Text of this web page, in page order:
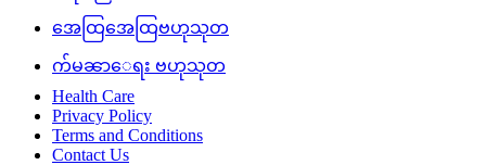
အေထြအေထြဗဟုသုတ
က်မၼာေရး ဗဟုသုတ
Health Care
Privacy Policy
Terms and Conditions
Contact Us